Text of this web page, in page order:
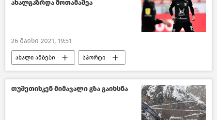
ახალგაზრდა მოთამაშეა
26 მაისი 2021, 19:51
ახალი ამბები სპორტი
თუშეთისკენ მიმავალი გზა გაიხსნა